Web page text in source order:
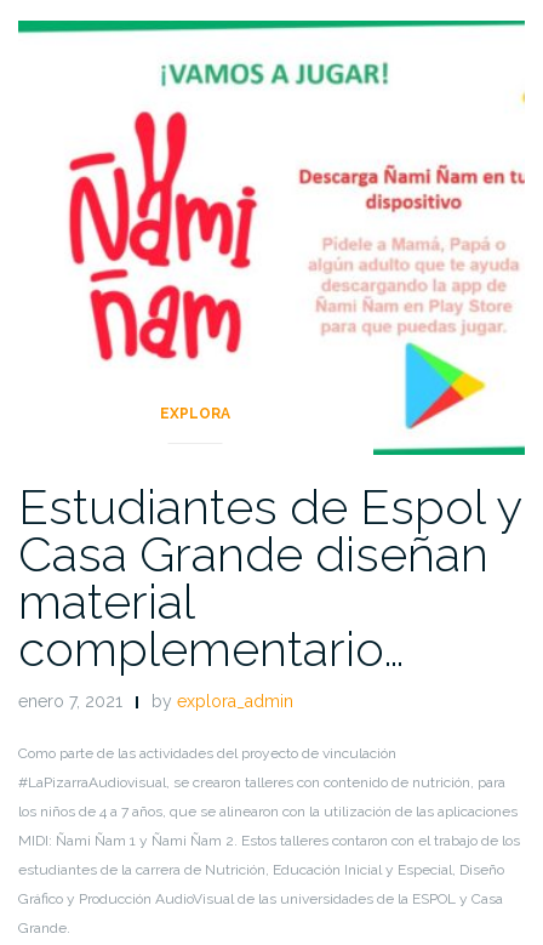
EXPLORA
Estudiantes de Espol y
Casa Grande diseñan
material
complementario…
enero 7, 2021 by explora_admin
Como parte de las actividades del proyecto de vinculación
#LaPizarraAudiovisual, se crearon talleres con contenido de nutrición, para
los niños de 4 a 7 años, que se alinearon con la utilización de las aplicaciones
MIDI: Ñami Ñam 1 y Ñami Ñam 2. Estos talleres contaron con el trabajo de los
estudiantes de la carrera de Nutrición, Educación Inicial y Especial, Diseño
Gráfico y Producción AudioVisualde las universidades de la ESPOL y Casa
Grande.